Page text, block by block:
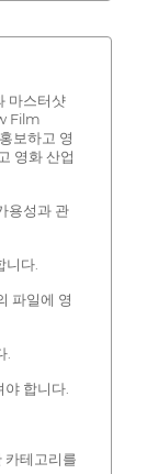
마스터샷
Film
보하고 영
영화 산업
용성과 관
니다.
파일에 영
.
합니다.
카테고리를